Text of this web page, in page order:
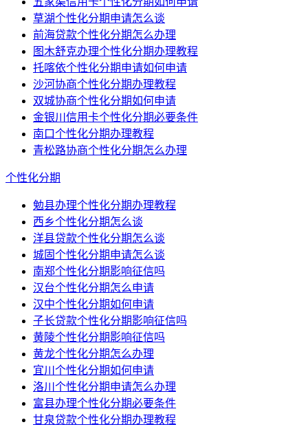
草湖个性化分期申请怎么谈
前海贷款个性化分期怎么办理
图木舒克办理个性化分期办理教程
托喀依个性化分期申请如何申请
沙河协商个性化分期办理教程
双城协商个性化分期如何申请
金银川信用卡个性化分期必要条件
南口个性化分期办理教程
青松路协商个性化分期怎么办理
个性化分期
勉县办理个性化分期办理教程
西乡个性化分期怎么谈
洋县贷款个性化分期怎么谈
城固个性化分期申请怎么谈
南郑个性化分期影响征信吗
汉台个性化分期怎么申请
汉中个性化分期如何申请
子长贷款个性化分期影响征信吗
黄陵个性化分期影响征信吗
黄龙个性化分期怎么办理
宜川个性化分期如何申请
洛川个性化分期申请怎么办理
富县办理个性化分期必要条件
甘泉贷款个性化分期办理教程